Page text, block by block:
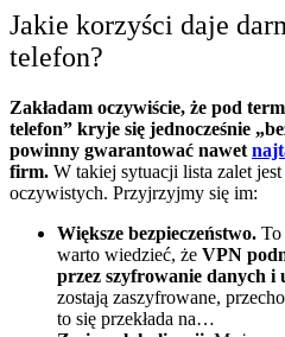
Jakie korzyści daje
telefon?
Zakładam oczywiście, że pod
telefon” kryje się jednocześnie
powinny gwarantować nawet
firm. W takiej sytuacji lista zalet
oczywistych. Przyjrzyjmy się im:
Większe bezpieczeństwo. To
warto wiedzieć, że VPN
przez szyfrowanie danych
zostają zaszyfrowane,
to się przekłada na…